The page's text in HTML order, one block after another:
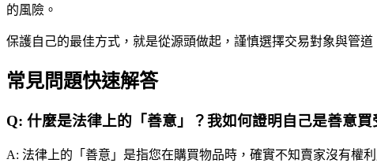
的風險。
保護自己的最佳方式，就是從源頭做起，謹慎選擇交易對象與管
常見問題快速解答
Q: 什麼是法律上的「善意」？我如何證明自己是善意買
A: 法律上的「善意」是指您在購買物品時，確實不知賣家沒有權